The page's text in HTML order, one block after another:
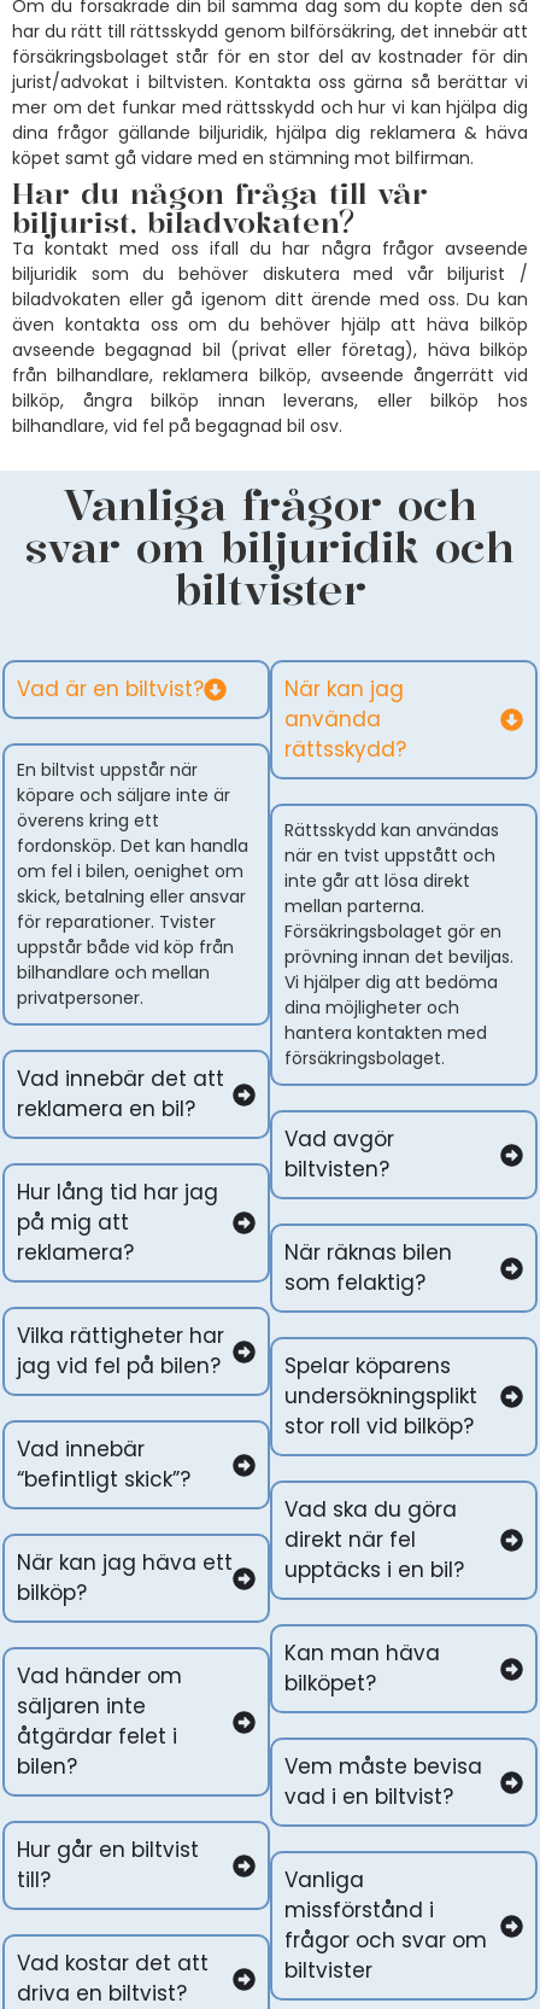
Om du försäkrade din bil samma dag som du köpte den så
har du rätt till rättsskydd genom bilförsäkring, det innebär att
försäkringsbolaget står för en stor del av kostnader för din
jurist/advokat i biltvisten. Kontakta oss gärna så berättar vi
mer om det funkar med rättsskydd och hur vi kan hjälpa dig
dina frågor gällande biljuridik, hjälpa dig reklamera & häva
köpet samt gå vidare med en stämning mot bilfirman.
Har du någon fråga till vår
biljurist, biladvokaten?
Ta kontakt med oss ifall du har några frågor avseende
biljuridik som du behöver diskutera med vår biljurist /
biladvokaten eller gå igenom ditt ärende med oss. Du kan
även kontakta oss om du behöver hjälp att häva bilköp
avseende begagnad bil (privat eller företag), häva bilköp
från bilhandlare, reklamera bilköp, avseende ångerrätt vid
bilköp, ångra bilköp innan leverans, eller bilköp hos
bilhandlare, vid fel på begagnad bil osv.
Vanliga frågor och
svar om biljuridik och
biltvister
Vad är en biltvist?
En biltvist uppstår när
köpare och säljare inte är
överens kring ett
fordonsköp. Det kan handla
om fel i bilen, oenighet om
skick, betalning eller ansvar
för reparationer. Tvister
uppstår både vid köp från
bilhandlare och mellan
privatpersoner.
Vad innebär det att
reklamera en bil?
Hur lång tid har jag
på mig att
reklamera?
Vilka rättigheter har
jag vid fel på bilen?
Vad innebär
“befintligt skick”?
När kan jag häva ett
bilköp?
Vad händer om
säljaren inte
åtgärdar felet i
bilen?
Hur går en biltvist
till?
Vad kostar det att
driva en biltvist?
När kan jag
använda
rättsskydd?
Rättsskydd kan användas
när en tvist uppstått och
inte går att lösa direkt
mellan parterna.
Försäkringsbolaget gör en
prövning innan det beviljas.
Vi hjälper dig att bedöma
dina möjligheter och
hantera kontakten med
försäkringsbolaget.
Vad avgör
biltvisten?
När räknas bilen
som felaktig?
Spelar köparens
undersökningsplikt
stor roll vid bilköp?
Vad ska du göra
direkt när fel
upptäcks i en bil?
Kan man häva
bilköpet?
Vem måste bevisa
vad i en biltvist?
Vanliga
missförstånd i
frågor och svar om
biltvister